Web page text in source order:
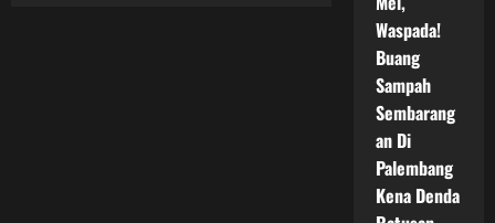
Waspada!
Buang
Sampah
Sembarang
an Di
Palembang
Kena Denda